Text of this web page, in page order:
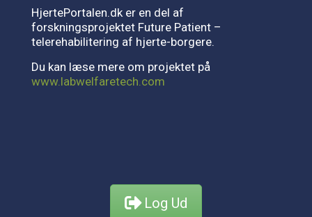
HjertePortalen.dk er en del af
forskningsprojektet Future Patient –
telerehabilitering af hjerte-borgere.
Du kan læse mere om projektet på
www.labwelfaretech.com
Log Ud